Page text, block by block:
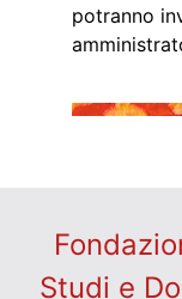
potranno
Studi e